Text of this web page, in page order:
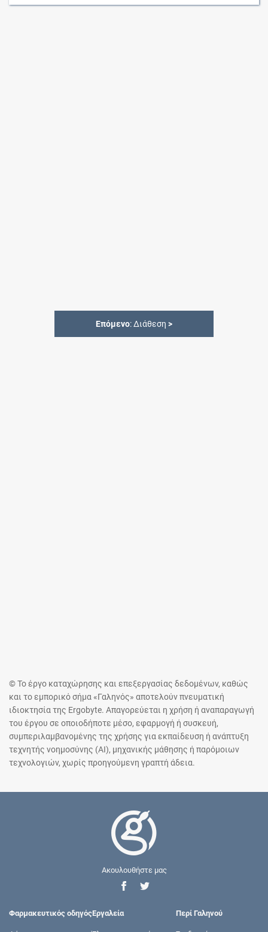
Επόμενο: Διάθεση >
© Το έργο καταχώρησης και επεξεργασίας δεδομένων, καθώς
και το εμπορικό σήμα «Γαληνός» αποτελούν πνευματική
ιδιοκτησία της Ergobyte. Απαγορεύεται η χρήση ή αναπαραγωγή
του έργου σε οποιοδήποτε μέσο, εφαρμογή ή συσκευή,
συμπεριλαμβανομένης της χρήσης για εκπαίδευση ή ανάπτυξη
τεχνητής νοημοσύνης (AI), μηχανικής μάθησης ή παρόμοιων
τεχνολογιών, χωρίς προηγούμενη γραπτή άδεια.
Ακουλουθήστε μας
Φαρμακευτικός οδηγόςΕργαλεία Περί Γαληνού